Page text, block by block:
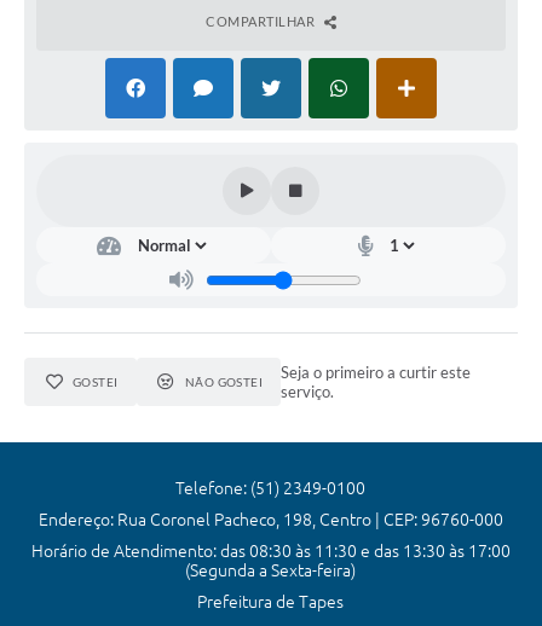
COMPARTILHAR
GOSTEI NÃO GOSTEI
Seja o primeiro a curtir este
serviço.
Telefone: (51) 2349-0100
Endereço: Rua Coronel Pacheco, 198, Centro | CEP: 96760-000
Horário de Atendimento: das 08:30 às 11:30 e das 13:30 às 17:00
(Segunda a Sexta-feira)
Prefeitura de Tapes